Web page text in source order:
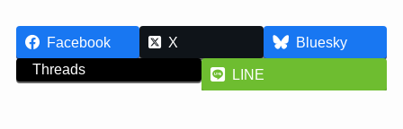
Facebook X
Bluesky
Threads
LINE